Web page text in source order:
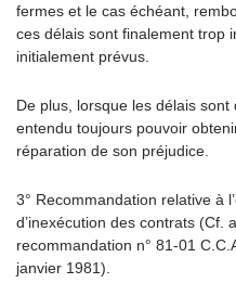
fermes et le cas échéant,
ces délais sont finalement trop
initialement prévus.
De plus, lorsque les délais
entendu toujours pouvoir
réparation de son préjudice.
3° Recommandation relative à
d’inexécution des contrats (Cf.
recommandation n° 81-01
janvier 1981).